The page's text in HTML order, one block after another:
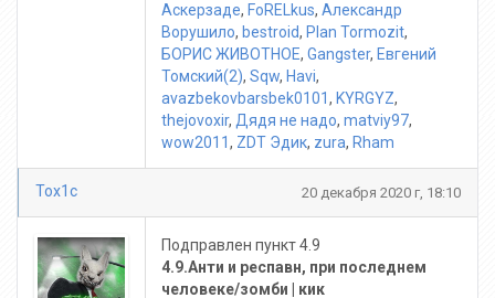
Аскерзаде, FoRELkus, Александр
Ворушило, bestroid, Plan Tormozit,
БОРИС ЖИВОТНОЕ, Gangster, Евгений
Томский(2), Sqw, Havi,
avazbekovbarsbek0101, KYRGYZ,
thejovoxir, Дядя не надо, matviy97,
wow2011, ZDT Эдик, zura, Rham
Tox1c 20 декабря 2020 г, 18:10
Подправлен пункт 4.9
4.9.Анти и респавн, при последнем
человеке/зомби | кик